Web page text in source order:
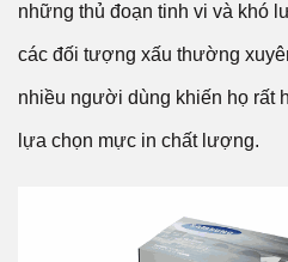
những thủ đoạn tinh vi và khó
các đối tượng xấu thường
nhiều người dùng khiến họ rất
lựa chọn mực in chất lượng.